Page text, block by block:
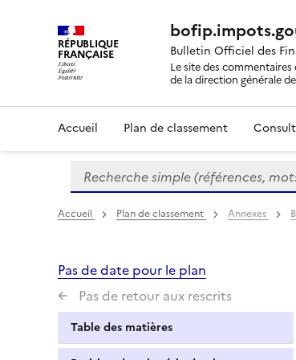
RÉPUBLIQUE
FRANÇAISE Bulletin Officiel des
Le site des
de la direction générale
Accueil Plan de classement
Formulaire
de
recherche
Recherche simple (références, mots
Accueil Plan de classement Annexes
Pas de date pour le plan
Pas de retour aux rescrits
Table des matières